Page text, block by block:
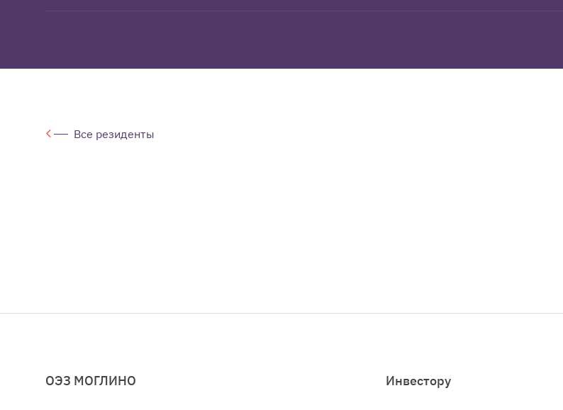
Все резиденты
ОЭЗ МОГЛИНО Инвестору